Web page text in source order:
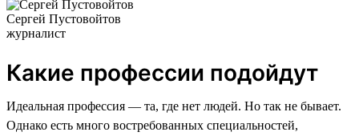
Сергей Пустовойтов
журналист
Какие профессии подойдут
Идеальная профессия — та, где нет людей. Но так не бывает.
Однако есть много востребованных специальностей,